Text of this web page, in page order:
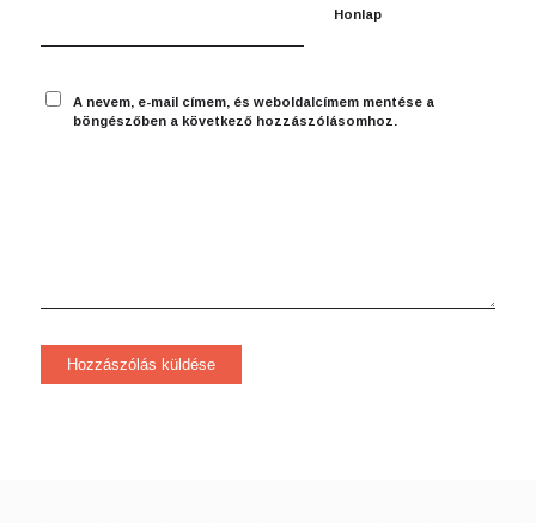
Honlap
A nevem, e-mail címem, és weboldalcímem mentése a
böngészőben a következő hozzászólásomhoz.